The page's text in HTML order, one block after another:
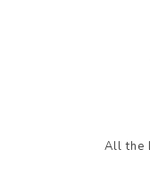
All the